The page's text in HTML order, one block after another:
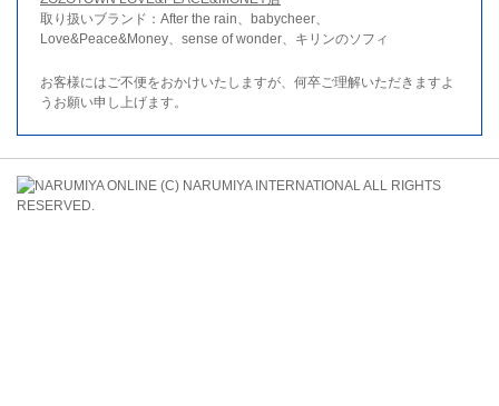
取り扱いブランド：After the rain、babycheer、
Love&Peace&Money、sense of wonder、キリンのソフィ
お客様にはご不便をおかけいたしますが、何卒ご理解いただきますよ
うお願い申し上げます。